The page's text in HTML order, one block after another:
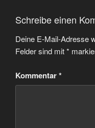
Schreibe einen
Deine E-Mail-Adresse
Felder sind mit*
Kommentar*